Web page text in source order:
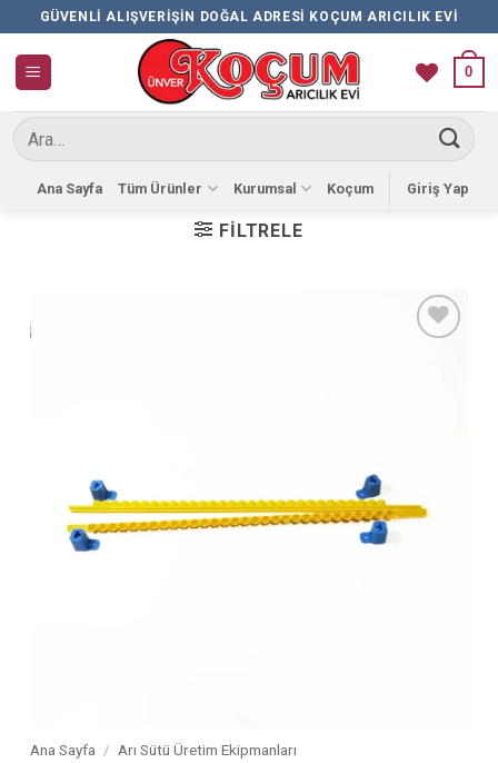
İçeriğe
atla
GÜVENLI ALIŞVERIŞIN DOĞAL ADRESI KOÇUM ARICILIK EVI
0
Ara:
Ana Sayfa Tüm Ürünler Kurumsal Koçum Giriş Yap
FILTRELE
Ana Sayfa / Arı Sütü Üretim Ekipmanları